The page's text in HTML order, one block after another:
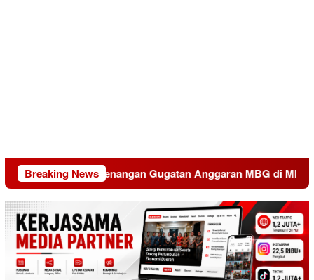
Breaking News
di Balik Kemenangan Gugatan Anggaran MBG di MK